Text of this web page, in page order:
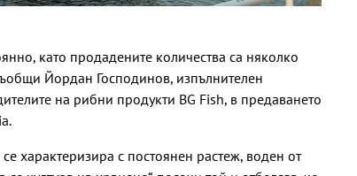
като продадените количества са няколко
Йордан Господинов, изпълнителен
на рибни продукти BG Fish, в предаването
характеризира с постоянен растеж, воден от